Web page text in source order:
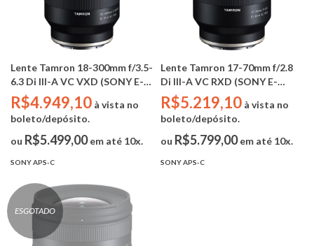
Lente Tamron 18-300mm f/3.5-
6.3 Di III-A VC VXD (SONY E-
MOUNT / APS-C)
R$4.949,10 à vista no
boleto/depósito.
ou R$5.499,00em até 10x.
SONY APS-C
Lente Tamron 17-70mm f/2.8
Di III-A VC RXD (SONY E-
MOUNT / APS-C)
R$5.219,10 à vista no
boleto/depósito.
ou R$5.799,00em até 10x.
SONY APS-C
ESGOTADO